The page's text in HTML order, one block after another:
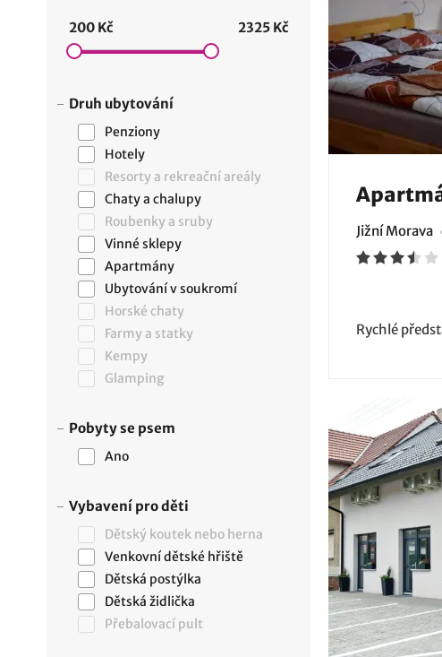
200 Kč 2325 Kč
Druh ubytování
Penziony
Hotely
Resorty a rekreační areály
Chaty a chalupy
Roubenky a sruby
Vinné sklepy
Apartmány
Ubytování v soukromí
Horské chaty
Farmy a statky
Kempy
Glamping
Pobyty se psem
Ano
Vybavení pro děti
Dětský koutek nebo herna
Venkovní dětské hřiště
Dětská postýlka
Dětská židlička
Přebalovací pult
Jižní Morava
Rychlé